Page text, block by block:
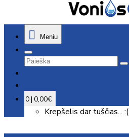
Meniu
0 | 0,00€
Krepšelis dar tuščias... :(